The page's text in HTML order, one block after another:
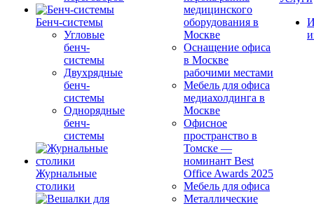
Бенч-системы
Угловые
бенч-
системы
Двухрядные
бенч-
системы
Однорядные
бенч-
системы
Журнальные
столики
медицинского
оборудования в
Москве
Оснащение офиса
в Москве
рабочими местами
Мебель для офиса
медиахолдинга в
Москве
Офисное
пространство в
Томске —
номинант Best
Office Awards 2025
Мебель для офиса
Металлические